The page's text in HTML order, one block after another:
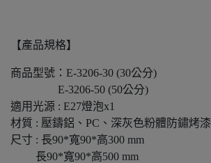
【產品規格】
商品型號：E-3206-30 (30公分)
E-3206-50 (50公分)
適用光源 : E27燈泡x1
材質 : 壓鑄鋁、PC、深灰色粉體防鏽烤漆
尺寸 : 長90*寬90*高300 mm
長90*寬90*高500 mm